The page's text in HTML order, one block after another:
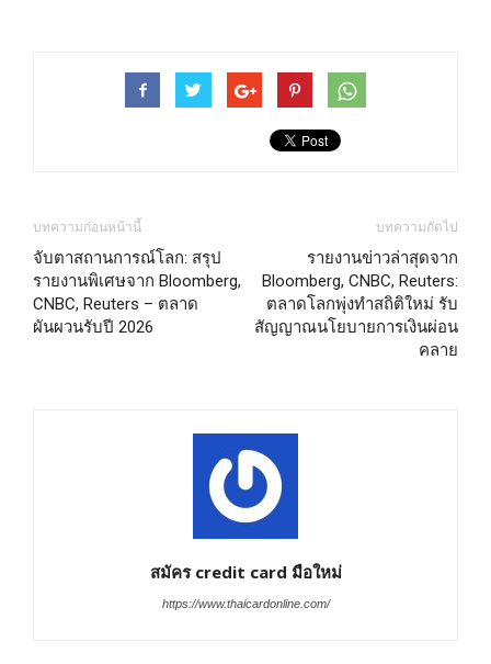
บทความก่อนหน้านี้
จับตาสถานการณ์โลก: สรุป
รายงานพิเศษจาก Bloomberg,
CNBC, Reuters – ตลาด
ผันผวนรับปี 2026
บทความถัดไป
รายงานข่าวล่าสุดจาก
Bloomberg, CNBC, Reuters:
ตลาดโลกพุ่งทำสถิติใหม่ รับ
สัญญาณนโยบายการเงินผ่อน
คลาย
สมัคร credit card มือใหม่
https://www.thaicardonline.com/